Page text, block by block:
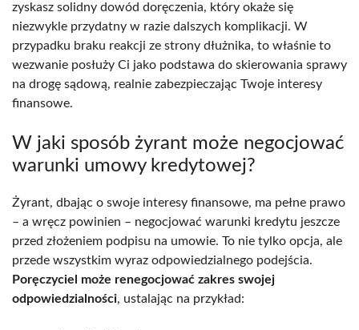
zyskasz solidny dowód doręczenia, który okaże się
niezwykle przydatny w razie dalszych komplikacji. W
przypadku braku reakcji ze strony dłużnika, to właśnie to
wezwanie posłuży Ci jako podstawa do skierowania sprawy
na drogę sądową, realnie zabezpieczając Twoje interesy
finansowe.
W jaki sposób żyrant może negocjować
warunki umowy kredytowej?
Żyrant, dbając o swoje interesy finansowe, ma pełne prawo
– a wręcz powinien – negocjować warunki kredytu jeszcze
przed złożeniem podpisu na umowie. To nie tylko opcja, ale
przede wszystkim wyraz odpowiedzialnego podejścia.
Poręczyciel może renegocjować zakres swojej
odpowiedzialności, ustalając na przykład: